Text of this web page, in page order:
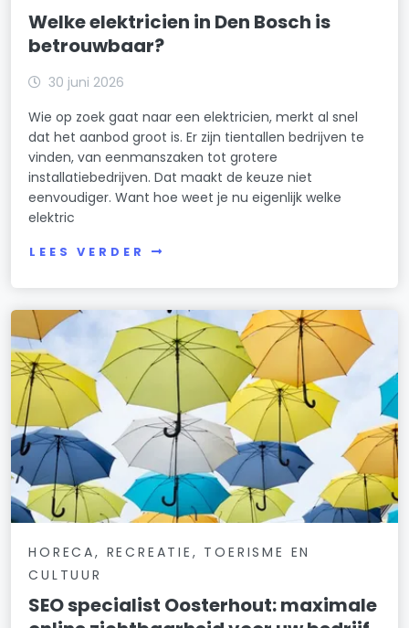
Welke elektricien in Den Bosch is
betrouwbaar?
30 juni 2026
Wie op zoek gaat naar een elektricien, merkt al snel
dat het aanbod groot is. Er zijn tientallen bedrijven te
vinden, van eenmanszaken tot grotere
installatiebedrijven. Dat maakt de keuze niet
eenvoudiger. Want hoe weet je nu eigenlijk welke
elektric
LEES VERDER
HORECA, RECREATIE, TOERISME EN
CULTUUR
SEO specialist Oosterhout: maximale